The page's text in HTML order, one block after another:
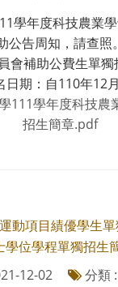
學年度科技農業
公告周知，請查照
會補助公費生單獨
日期：自110年12
111學年度科技農
招生簡章.pdf
動項目績優學生
學位學程單獨招生
12-02
分類 :